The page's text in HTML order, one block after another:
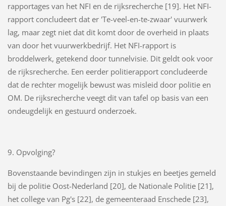
rapportages van het NFI en de rijksrecherche [19]. Het NFI-
rapport concludeert dat er 'Te-veel-en-te-zwaar' vuurwerk
lag, maar zegt niet dat dit komt door de overheid in plaats
van door het vuurwerkbedrijf. Het NFI-rapport is
broddelwerk, getekend door tunnelvisie. Dit geldt ook voor
de rijksrecherche. Een eerder politierapport concludeerde
dat de rechter mogelijk bewust was misleid door politie en
OM. De rijksrecherche veegt dit van tafel op basis van een
ondeugdelijk en gestuurd onderzoek.
9. Opvolging?
Bovenstaande bevindingen zijn in stukjes en beetjes gemeld
bij de politie Oost-Nederland [20], de Nationale Politie [21],
het college van Pg's [22], de gemeenteraad Enschede [23],